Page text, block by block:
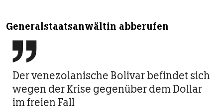
Generalstaatsanwältin abberufen

Der venezolanische Bolivar befindet sich
wegen der Krise gegenüber dem Dollar
im freien Fall